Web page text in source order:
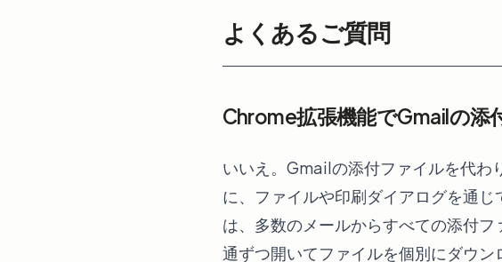
よくあるご質問
Chrome拡張機能でGmailの添
いいえ。Gmailの添付ファイルを代わ
に、ファイルや印刷ダイアログを通
は、多数のメールからすべての添付
通ずつ開いてファイルを個別にダウン